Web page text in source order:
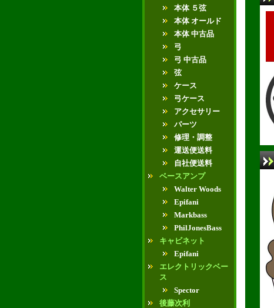
本体 ５弦
本体 オールド
本体 中古品
弓
弓 中古品
弦
ケース
弓ケース
アクセサリー
パーツ
修理・調整
運送便送料
自社便送料
ベースアンプ
Walter Woods
Epifani
Markbass
PhilJonesBass
キャビネット
Epifani
エレクトリックベー
ス
Spector
後藤次利